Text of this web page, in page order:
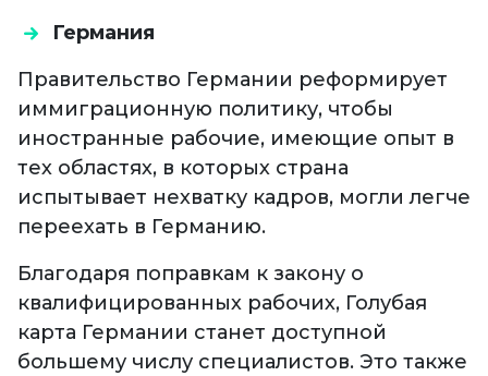
Германия
Правительство Германии реформирует
иммиграционную политику, чтобы
иностранные рабочие, имеющие опыт в
тех областях, в которых страна
испытывает нехватку кадров, могли легче
переехать в Германию.
Благодаря поправкам к закону о
квалифицированных рабочих, Голубая
карта Германии станет доступной
большему числу специалистов. Это также